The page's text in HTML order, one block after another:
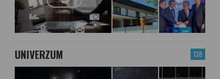
138
UNIVERZUM